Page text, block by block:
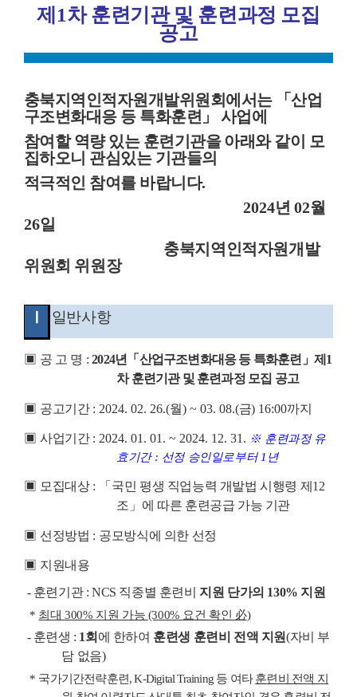
제 1차 훈련기관 및 훈련과정 모집
공고
충북지역인적자원개발위원회에서는 「산업
구조변화대응 등 특화훈련 」 사업에
참여할 역량 있는 훈련기관을 아래와 같이 모
집하오니 관심있는 기관들의
적극적인 참여를 바랍니다.
2024년02월
26일
충북지역인적자원개발
위원회 위원장
일반사항
▣ 공 고 명 : 2024년 「 산업구조변화대응 등 특화훈련 」 제 1
차 훈련기관 및 훈련과정 모집 공고
▣ 공고기간 : 2024. 02. 26.(월) ~ 03. 08.(금) 16:00까지
▣ 사업기간 : 2024. 01. 01. ~ 2024. 12. 31. ※ 훈련과정 유
효기간 : 선정 승인일로부터 1 년
▣ 모집대상 : 「 국민 평생 직업능력 개발법 시행령 제 12
조 」 에 따른 훈련공급 가능 기관
▣ 선정방법 : 공모방식에 의한 선정
▣ 지원내용
- 훈련기관 : NCS 직종별 훈련비 지원 단가의 130% 지원
* 최대300% 지원 가능 (300% 요건 확인 必)
- 훈련생 : 1회 에 한하여 훈련생 훈련비 전액 지원(자비 부
담 없음)
* 국가기간전략훈련, K-Digital Training 등 여타훈련비 전액 지